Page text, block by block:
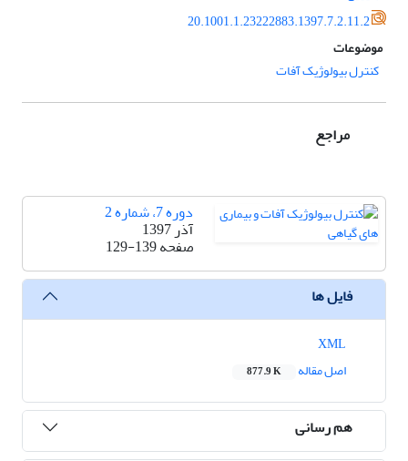
20.1001.1.23222883.1397.7.2.11.2
موضوعات
کنترل بیولوژیک آفات
مراجع
دوره 7، شماره 2
آذر 1397
صفحه129-139
فایل ها
اصل مقاله
877.9 K
هم رسانی